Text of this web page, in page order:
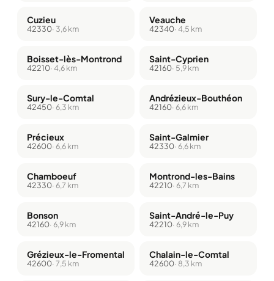
Cuzieu
42330· 3,6 km
Veauche
42340· 4,5 km
Boisset-lès-Montrond
42210· 4,6 km
Saint-Cyprien
42160· 5,9 km
Sury-le-Comtal
42450· 6,3 km
Andrézieux-Bouthéon
42160· 6,6 km
Précieux
42600· 6,6 km
Saint-Galmier
42330· 6,6 km
Chamboeuf
42330· 6,7 km
Montrond-les-Bains
42210· 6,7 km
Bonson
42160· 6,9 km
Saint-André-le-Puy
42210· 6,9 km
Grézieux-le-Fromental
42600· 7,5 km
Chalain-le-Comtal
42600· 8,3 km